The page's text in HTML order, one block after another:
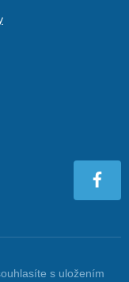
s uložením